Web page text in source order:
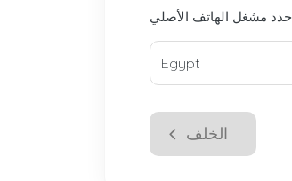
حدد مشغل الهاتف الأصلي
الخلف